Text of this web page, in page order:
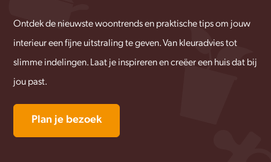
Ontdek de nieuwste woontrends en praktische tips om jouw
interieur een fijne uitstraling te geven. Van kleuradvies tot
slimme indelingen. Laat je inspireren en creëer een huis dat bij
jou past.
Plan je bezoek